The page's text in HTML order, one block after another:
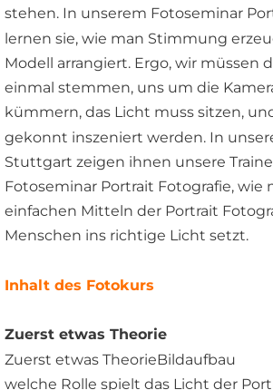
stehen. In unserem Fotoseminar
lernen sie, wie man Stimmung
Modell arrangiert. Ergo, wir müssen
einmal stemmen, uns um die
kümmern, das Licht muss sitzen,
gekonnt inszeniert werden. In
Stuttgart zeigen ihnen unsere
Fotoseminar Portrait Fotografie, wie
einfachen Mitteln der Portrait
Menschen ins richtige Licht setzt.
Inhalt des Fotokurs
Zuerst etwas Theorie
Zuerst etwas TheorieBildaufbau
welche Rolle spielt das Licht der